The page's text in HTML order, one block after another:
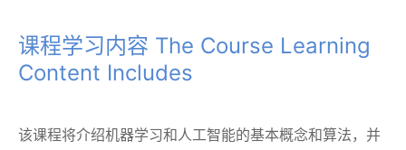
课程学习内容 The Course Learning
Content Includes
该课程将介绍机器学习和人工智能的基本概念和算法，并